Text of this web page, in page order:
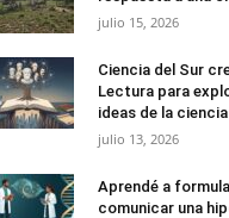
julio 15, 2026
Ciencia del Sur
Lectura para
ideas de la
julio 13, 2026
Aprendé a
comunicar una